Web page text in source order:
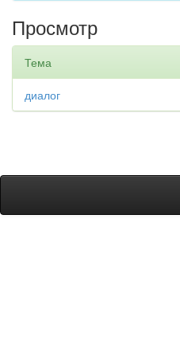
Просмотр
Тема
диалог